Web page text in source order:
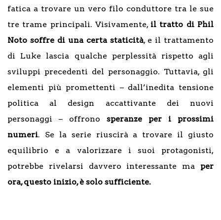
fatica a trovare un vero filo conduttore tra le sue
tre trame principali. Visivamente, il tratto di Phil
Noto soffre di una certa staticità, e il trattamento
di Luke lascia qualche perplessità rispetto agli
sviluppi precedenti del personaggio. Tuttavia, gli
elementi più promettenti – dall’inedita tensione
politica al design accattivante dei nuovi
personaggi – offrono speranze per i prossimi
numeri. Se la serie riuscirà a trovare il giusto
equilibrio e a valorizzare i suoi protagonisti,
potrebbe rivelarsi davvero interessante ma per
ora, questo inizio, è solo sufficiente.